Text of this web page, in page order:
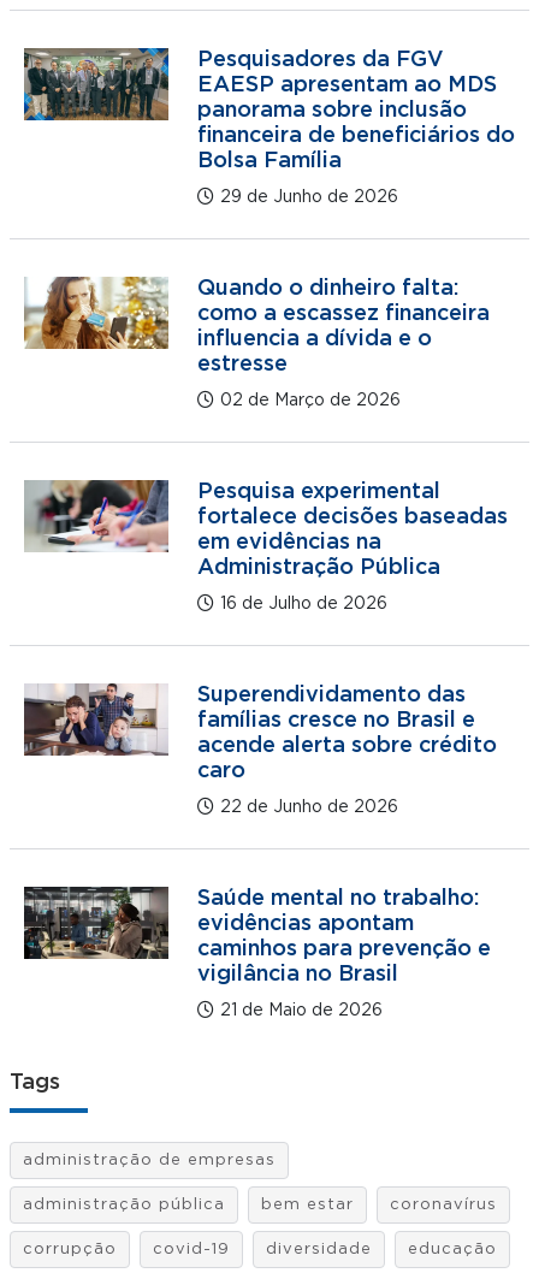
Pesquisadores da FGV
EAESP apresentam ao MDS
panorama sobre inclusão
financeira de beneficiários do
Bolsa Família
29 de Junho de 2026
Quando o dinheiro falta:
como a escassez financeira
influencia a dívida e o
estresse
02 de Março de 2026
Pesquisa experimental
fortalece decisões baseadas
em evidências na
Administração Pública
16 de Julho de 2026
Superendividamento das
famílias cresce no Brasil e
acende alerta sobre crédito
caro
22 de Junho de 2026
Saúde mental no trabalho:
evidências apontam
caminhos para prevenção e
vigilância no Brasil
21 de Maio de 2026
Tags
administração de empresas
administração pública bem estar coronavírus
corrupção covid-19 diversidade educação